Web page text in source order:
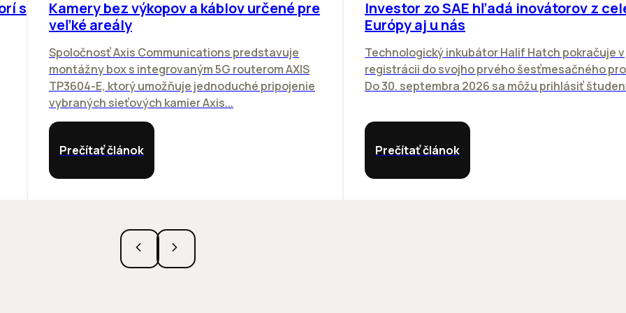
sa
Kamery bez výkopov a káblov určené pre
veľké areály
Spoločnosť Axis Communications predstavuje
montážny box s integrovaným 5G routerom AXIS
TP3604-E, ktorý umožňuje jednoduché pripojenie
vybraných sieťových kamier Axis...
Prečítať článok
Investor zo SAE hľadá inovátorov z
Európy aj u nás
Technologický inkubátor Halif Hatch pokračuje v
registrácii do svojho prvého šesťmesačného
Do 30. septembra 2026 sa môžu prihlásiť
Prečítať článok